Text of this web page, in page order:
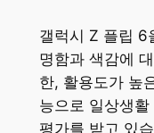
갤럭시 Z 플립 6
명함과 색감에
한, 활용도가 높
능으로 일상생
평가를 받고 있